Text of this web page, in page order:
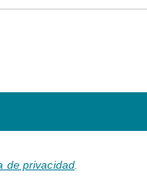
de privacidad